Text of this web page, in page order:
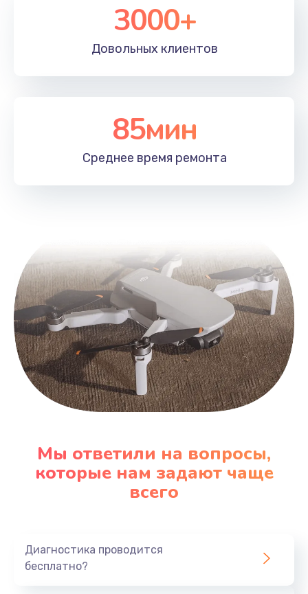
3000+
Довольных клиентов
85мин
Среднее время ремонта
Мы ответили на вопросы,
которые нам задают чаще
всего
Диагностика проводится
бесплатно?